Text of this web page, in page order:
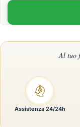
Assistenza 24/24h